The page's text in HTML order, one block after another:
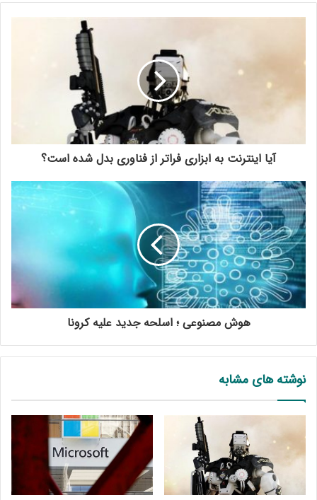
آیا اینترنت به ابزاری فراتر از فناوری بدل شده است؟
هوش مصنوعی ؛ اسلحه جدید علیه کرونا
نوشته های مشابه